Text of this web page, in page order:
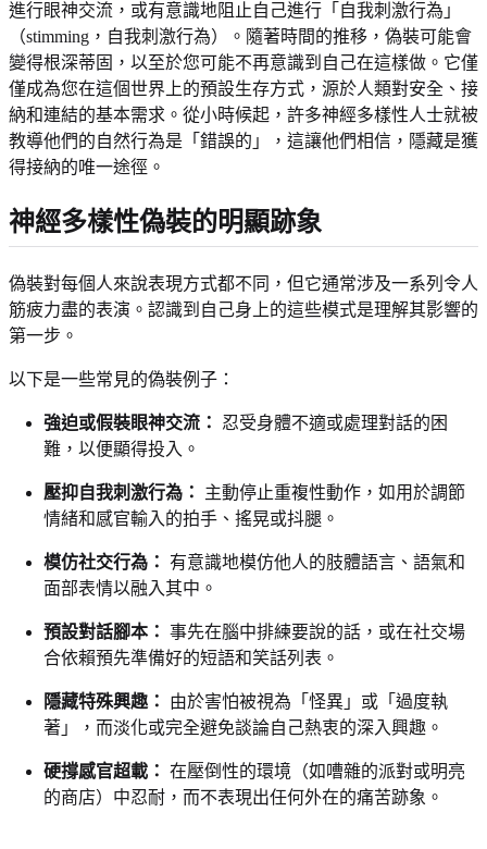
進行眼神交流，或有意識地阻止自己進行「自我刺激行為」
（stimming，自我刺激行為）。隨著時間的推移，偽裝可能會
變得根深蒂固，以至於您可能不再意識到自己在這樣做。它僅
僅成為您在這個世界上的預設生存方式，源於人類對安全、接
納和連結的基本需求。從小時候起，許多神經多樣性人士就被
教導他們的自然行為是「錯誤的」，這讓他們相信，隱藏是獲
得接納的唯一途徑。
神經多樣性偽裝的明顯跡象
偽裝對每個人來說表現方式都不同，但它通常涉及一系列令人
筋疲力盡的表演。認識到自己身上的這些模式是理解其影響的
第一步。
以下是一些常見的偽裝例子：
強迫或假裝眼神交流：
忍受身體不適或處理對話的困
難，以便顯得投入。
壓抑自我刺激行為：
主動停止重複性動作，如用於調節
情緒和感官輸入的拍手、搖晃或抖腿。
模仿社交行為：
有意識地模仿他人的肢體語言、語氣和
面部表情以融入其中。
預設對話腳本： 事先在腦中排練要說的話，或在社交場
合依賴預先準備好的短語和笑話列表。
隱藏特殊興趣：
由於害怕被視為「怪異」或「過度執
著」，而淡化或完全避免談論自己熱衷的深入興趣。
硬撐感官超載： 在壓倒性的環境（如嘈雜的派對或明亮
的商店）中忍耐，而不表現出任何外在的痛苦跡象。